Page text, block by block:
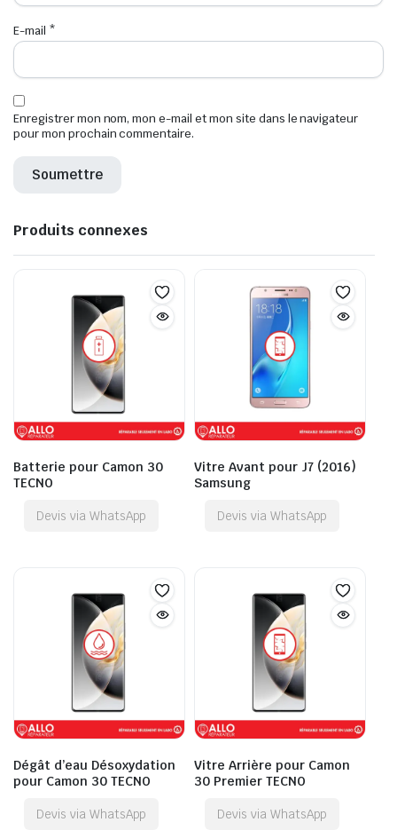
E-mail *
Enregistrer mon nom, mon e-mail et mon site dans le navigateur
pour mon prochain commentaire.
Produits connexes
Batterie pour Camon 30
TECNO
Devis via WhatsApp
Vitre Avant pour J7 (2016)
Samsung
Devis via WhatsApp
Dégât d’eau Désoxydation
pour Camon 30 TECNO
Devis via WhatsApp
Vitre Arrière pour Camon
30 Premier TECNO
Devis via WhatsApp